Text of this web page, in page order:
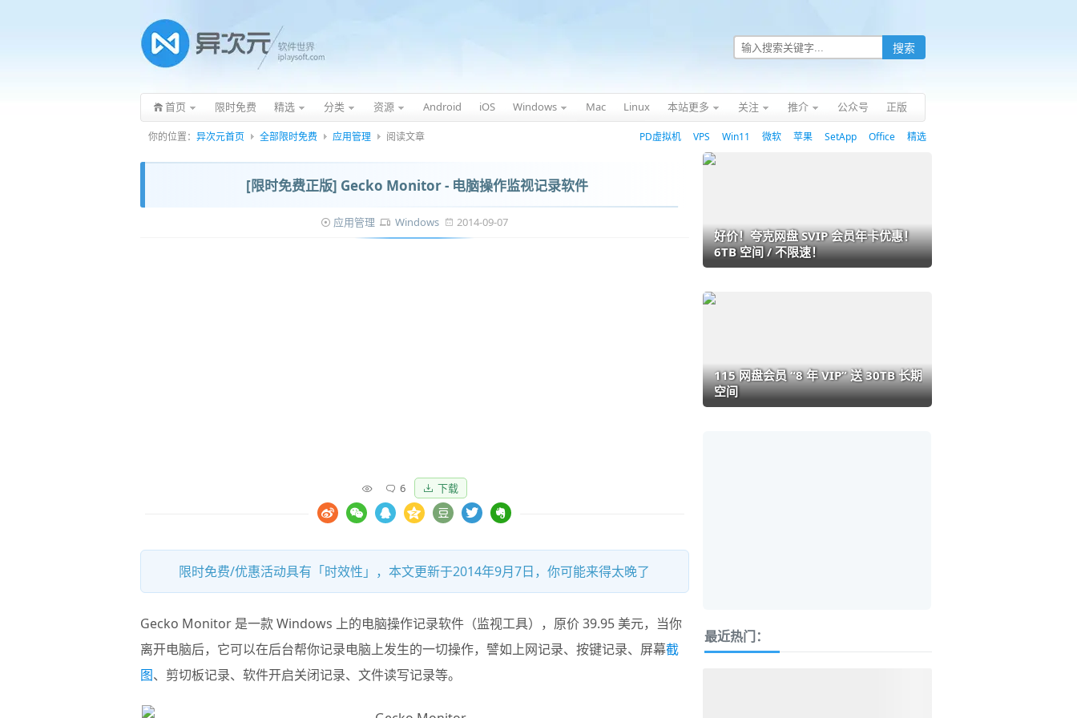
首页 限时免费 精选 分类 资源 Android iOS Windows Mac Linux 本站更多 关注 推介 公众号 正版
你的位置： 异次元首页 全部限时免费 应用管理 阅读文章 PD虚拟机 VPS Win11 微软 苹果 SetApp Office 精选
[限时免费正版] Gecko Monitor - 电脑操作监视记录软件
应用管理 Windows 2014-09-07
6 下载
限时免费/优惠活动具有「时效性」，本文更新于2014年9月7日，你可能来得太晚了
Gecko Monitor是一款 Windows 上的电脑操作记录软件（监视工具），原价 39.95 美元，当你
离开电脑后，它可以在后台帮你记录电脑上发生的一切操作，譬如上网记录、按键记录、屏幕截
图、剪切板记录、软件开启关闭记录、文件读写记录等。
好价！夸克网盘 SVIP 会员年卡优惠！
6TB 空间 / 不限速！
115 网盘会员 “8 年 VIP” 送 30TB 长期
空间
最近热门：